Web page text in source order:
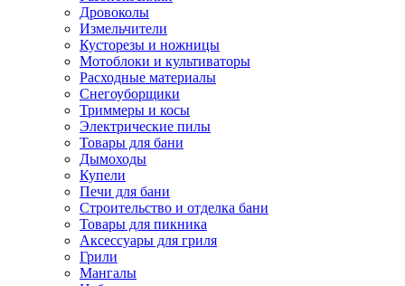
Дровоколы
Измельчители
Кусторезы и ножницы
Мотоблоки и культиваторы
Расходные материалы
Снегоуборщики
Триммеры и косы
Электрические пилы
Товары для бани
Дымоходы
Купели
Печи для бани
Строительство и отделка бани
Товары для пикника
Аксессуары для гриля
Грили
Мангалы